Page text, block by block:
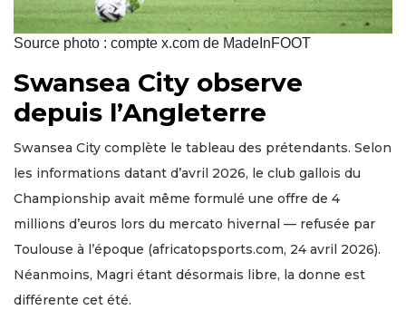
Source photo : compte x.com de MadeInFOOT
Swansea City observe
depuis l’Angleterre
Swansea City complète le tableau des prétendants. Selon
les informations datant d’avril 2026, le club gallois du
Championship avait même formulé une offre de 4
millions d’euros lors du mercato hivernal — refusée par
Toulouse à l’époque (africatopsports.com, 24 avril 2026).
Néanmoins, Magri étant désormais libre, la donne est
différente cet été.